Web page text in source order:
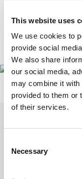
This website uses
We use cookies to
provide social
We also share
our social media,
may combine it with
provided to them or
of their services.
Selection
Necessary
generada a partir de
matices que ésta
www.elisava.net
Inspírate con